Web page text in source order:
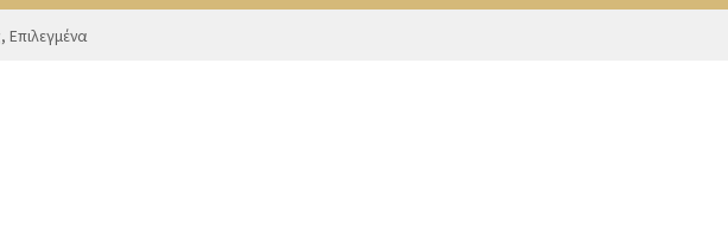
, Επιλεγμένα